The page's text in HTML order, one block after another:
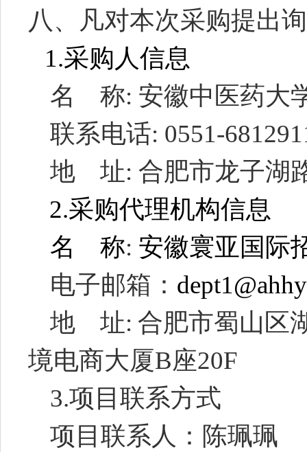
八、凡对本次采购提出
1.采购人信息
名
称: 安徽中医药大
联系电话: 0551-
地
址: 合肥市龙子湖
2.采购代理机构信息
名
称: 安徽寰亚国际
电子邮箱：
地
址: 合肥市蜀山区
境电商大厦B座20F
3.项目联系方式
项目联系人：陈珮珮